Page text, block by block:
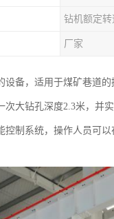
钻机额定转
厂家
备，适用于煤矿巷道
大钻孔深度2.3米，并
制系统，操作人员可